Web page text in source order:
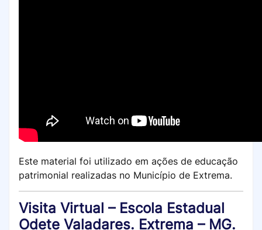
Este material foi utilizado em ações de educação
patrimonial realizadas no Município de Extrema.
Visita Virtual – Escola Estadual
Odete Valadares. Extrema – MG.